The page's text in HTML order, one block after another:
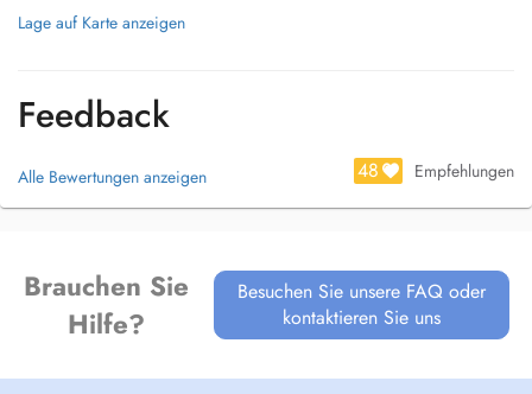
Lage auf Karte anzeigen
Feedback
Alle Bewertungen anzeigen 48 Empfehlungen
Brauchen Sie
Hilfe?
Besuchen Sie unsere FAQ oder
kontaktieren Sie uns